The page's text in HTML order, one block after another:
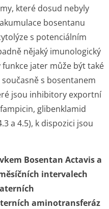
které dosud nebyly
bosentanu
s potenciálním
nějaký imunologický
jater může být také
s bosentanem
jsou inhibitory exportní
glibenklamid
a 4.5), k dispozici jsou
Bosentan Actavis a
intervalech
aminotransferáz